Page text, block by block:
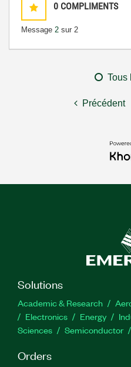
0 COMPLIMENTS
Message 2 sur 2
Tous
Précédent
Solutions
Academic & Research
Electronics
Energy
Sciences
Semiconductor
Orders